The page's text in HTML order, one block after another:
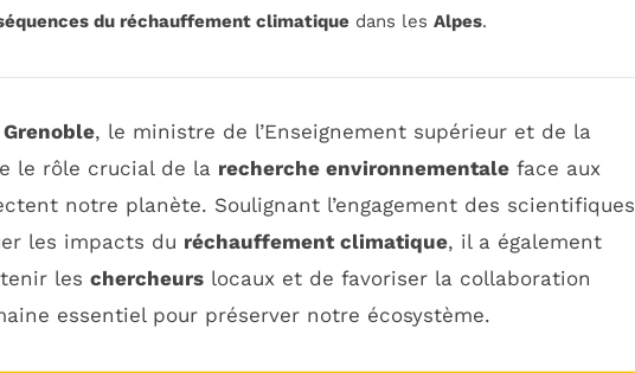
du réchauffement climatique dans les Alpes.
Grenoble, le ministre de l’Enseignement supérieur et de la
le rôle crucial de la recherche environnementale face aux
notre planète. Soulignant l’engagement des scientifiques
les impacts du réchauffement climatique, il a également
les chercheurs locaux et de favoriser la collaboration
essentiel pour préserver notre écosystème.